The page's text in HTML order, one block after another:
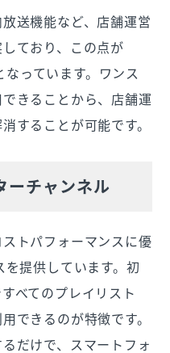
送機能など、店舗運営
ており、この点が
っています。ワンス
きることから、店舗運
することが可能です。
ーチャンネル
トパフォーマンスに優
提供しています。初
べてのプレイリスト
できるのが特徴です。
だけで、スマートフォ